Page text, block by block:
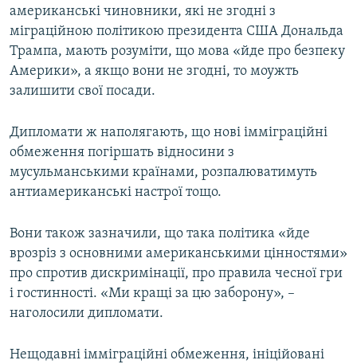
американські чиновники, які не згодні з
міграційною політикою президента США Дональда
Трампа, мають розуміти, що мова «йде про безпеку
Америки», а якщо вони не згодні, то моужть
залишити свої посади.
Дипломати ж наполягають, що нові імміграційні
обмеження погіршать відносини з
мусульманськими країнами, розпалюватимуть
антиамериканські настрої тощо.
Вони також зазначили, що така політика «йде
врозріз з основними американськими цінностями»
про спротив дискримінації, про правила чесної гри
і гостинності. «Ми кращі за цю заборону», –
наголосили дипломати.
Нещодавні імміграційні обмеження, ініційовані